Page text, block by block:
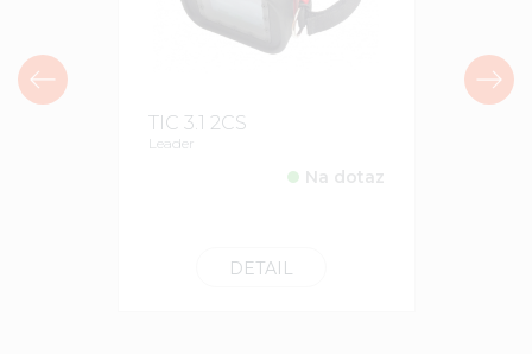
TIC 3.1 2CS
Leader
Na dotaz
DETAIL